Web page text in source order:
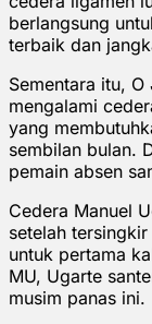
berlangsung
terbaik dan
Sementara itu,
mengalami
yang
sembilan bulan.
pemain absen
Cedera Manuel
setelah
untuk pertama
MU, Ugarte
musim panas ini.